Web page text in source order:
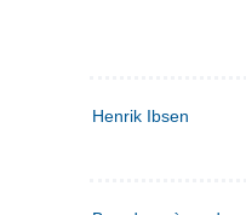
Henrik Ibsen